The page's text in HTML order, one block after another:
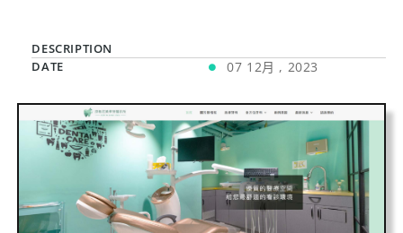
DESCRIPTION
DATE
07 12月 , 2023